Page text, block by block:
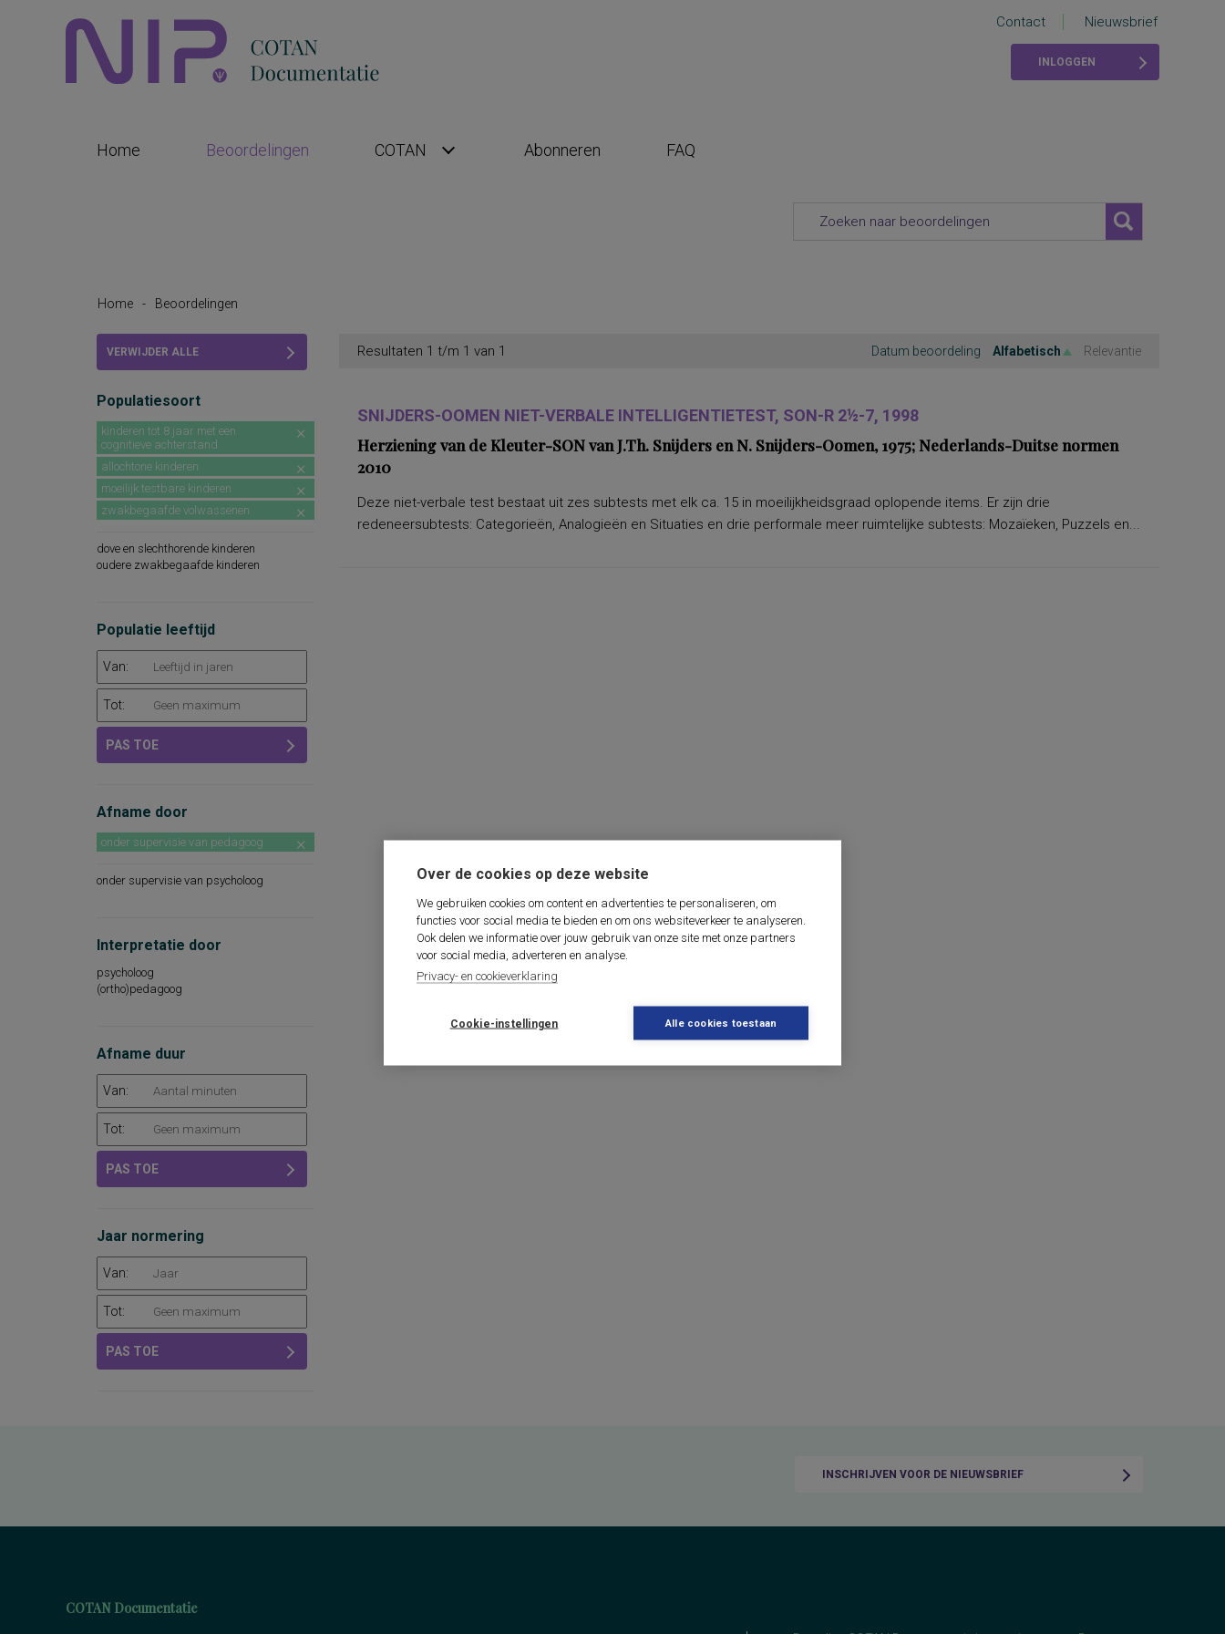
Over de cookies op deze website
We gebruiken cookies om content en advertenties te personaliseren, om
functies voor social media te bieden en om ons websiteverkeer te analyseren.
Ook delen we informatie over jouw gebruik van onze site met onze partners
voor social media, adverteren en analyse.
Privacy- en cookieverklaring
Cookie-instellingen Alle cookies toestaan
Contact Nieuwsbrief
INLOGGEN
Home Beoordelingen COTAN Abonneren FAQ
Home - Beoordelingen
VERWIJDER ALLE
Populatiesoort
kinderen tot 8 jaar met een
cognitieve achterstand
allochtone kinderen
moeilijk testbare kinderen
zwakbegaafde volwassenen
dove en slechthorende kinderen
oudere zwakbegaafde kinderen
Populatie leeftijd
Van:
Tot:
PAS TOE
Afname door
onder supervisie van pedagoog
onder supervisie van psycholoog
Interpretatie door
psycholoog
(ortho)pedagoog
Afname duur
Van:
Tot:
PAS TOE
Jaar normering
Van:
Tot:
PAS TOE
Resultaten 1 t/m 1 van 1 Datum beoordeling Alfabetisch Relevantie
SNIJDERS-OOMEN NIET-VERBALE INTELLIGENTIETEST, SON-R 2½-7, 1998
Herziening van de Kleuter-SON van J.Th. Snijders en N. Snijders-Oomen, 1975; Nederlands-Duitse normen
2010
Deze niet-verbale test bestaat uit zes subtests met elk ca. 15 in moeilijkheidsgraad oplopende items. Er zijn drie
redeneersubtests: Categorieën, Analogieën en Situaties en drie performale meer ruimtelijke subtests: Mozaïeken, Puzzels en...
INSCHRIJVEN VOOR DE NIEUWSBRIEF
COTAN Documentatie